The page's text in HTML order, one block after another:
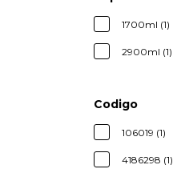
1700ml (1)
2900ml (1)
Codigo
106019 (1)
4186298 (1)